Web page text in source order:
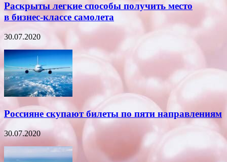
Раскрыты легкие способы получить место
в бизнес-классе самолета
30.07.2020
Россияне скупают билеты по пяти направлениям
30.07.2020